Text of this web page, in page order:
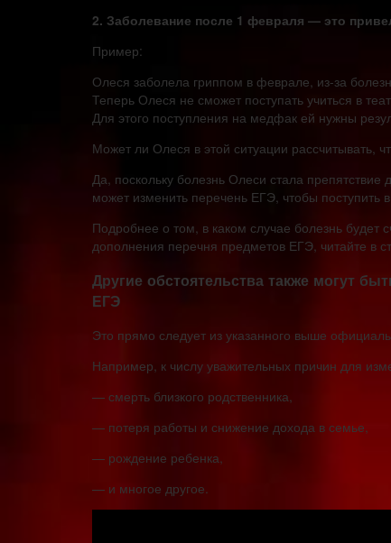
2. Заболевание после 1 февраля — это
Пример:
Олеся заболела гриппом в феврале, из-за
Теперь Олеся не сможет поступать учиться в
Для этого поступления на медфак ей нужны
Может ли Олеся в этой ситуации рассчитывать,
Да, поскольку болезнь Олеси стала
может изменить перечень ЕГЭ, чтобы поступить в
Подробнее о том, в каком случае болезнь будет
дополнения перечня предметов ЕГЭ, читайте в
Другие обстоятельства также могут
ЕГЭ
Это прямо следует из указанного выше
Например, к числу уважительных причин для
— смерть близкого родственника,
— потеря работы и снижение дохода в семье,
— рождение ребенка,
— и многое другое.